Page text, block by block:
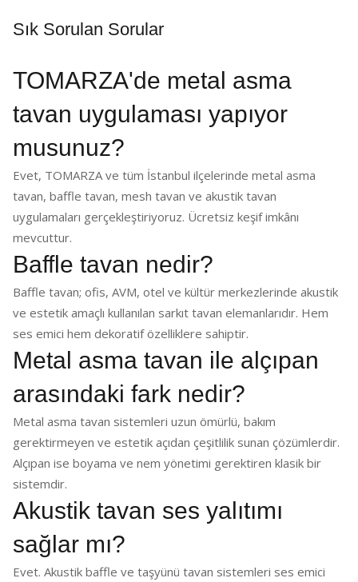
Sık Sorulan Sorular
TOMARZA'de metal asma
tavan uygulaması yapıyor
musunuz?
Evet, TOMARZA ve tüm İstanbul ilçelerinde metal asma
tavan, baffle tavan, mesh tavan ve akustik tavan
uygulamaları gerçekleştiriyoruz. Ücretsiz keşif imkânı
mevcuttur.
Baffle tavan nedir?
Baffle tavan; ofis, AVM, otel ve kültür merkezlerinde akustik
ve estetik amaçlı kullanılan sarkıt tavan elemanlarıdır. Hem
ses emici hem dekoratif özelliklere sahiptir.
Metal asma tavan ile alçıpan
arasındaki fark nedir?
Metal asma tavan sistemleri uzun ömürlü, bakım
gerektirmeyen ve estetik açıdan çeşitlilik sunan çözümlerdir.
Alçıpan ise boyama ve nem yönetimi gerektiren klasik bir
sistemdir.
Akustik tavan ses yalıtımı
sağlar mı?
Evet. Akustik baffle ve taşyünü tavan sistemleri ses emici